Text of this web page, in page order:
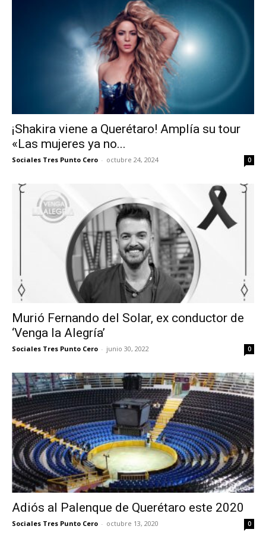
¡Shakira viene a Querétaro! Amplía su tour
«Las mujeres ya no...
Sociales Tres Punto Cero - octubre 24, 2024 0
Murió Fernando del Solar, ex conductor de
‘Venga la Alegría’
Sociales Tres Punto Cero - junio 30, 2022 0
Adiós al Palenque de Querétaro este 2020
Sociales Tres Punto Cero - octubre 13, 2020 0